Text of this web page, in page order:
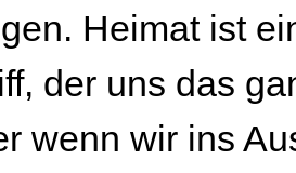
Heimat ist
der uns das
wenn wir ins